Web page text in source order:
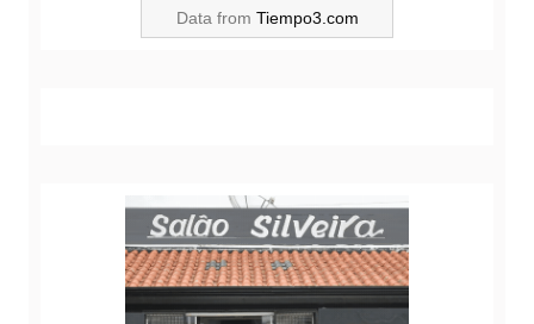
Data from Tiempo3.com